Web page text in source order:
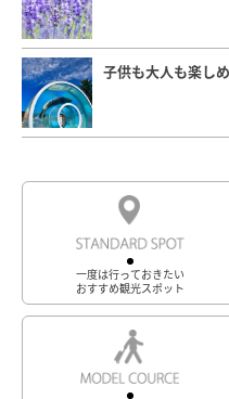
子供も大人も楽し
一度は行っておきたい
おすすめ観光スポット